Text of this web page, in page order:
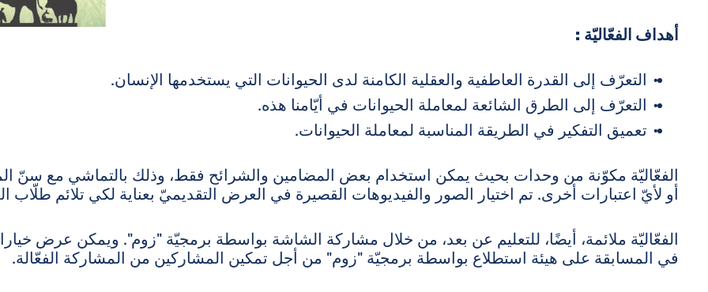
أهداف الفعّاليّة :
التعرّف إلى القدرة العاطفية والعقلية الكامنة لدى الحيوانات التي يستخدمها الإنسان.
التعرّف إلى الطرق الشائعة لمعاملة الحيوانات في أيّامنا هذه.
تعميق التفكير في الطريقة المناسبة لمعاملة الحيوانات.
الفعّاليّة مكوّنة من وحدات بحيث يمكن استخدام بعض المضامين والشرائح فقط، وذلك بالتماشي مع سنّ
أو لأيّ اعتبارات أخرى. تم اختيار الصور والفيديوهات القصيرة في العرض التقديميّ بعناية لكي تلائم طلّاب
الفعّاليّة ملائمة، أيضًا، للتعليم عن بعد، من خلال مشاركة الشاشة بواسطة برمجيّة "زوم". ويمكن عرض
في المسابقة على هيئة استطلاع بواسطة برمجيّة "زوم" من أجل تمكين المشاركين من المشاركة الفعّالة.